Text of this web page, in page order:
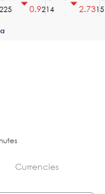
0.9214
2.731510
Currencies